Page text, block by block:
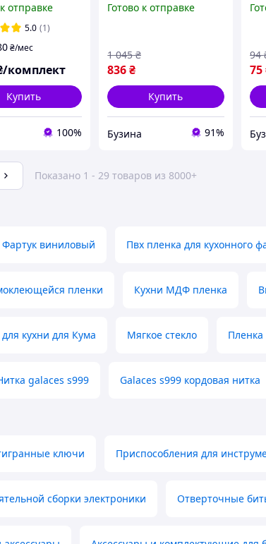
и
для
отверстий
отправке
5.0 (1)
₴/мес
комплект
Купить
100%
75x20x135 мм модель
Готово к отправке
836₴
1 045 ₴
Купить
Бузина 91%
75
94
Показано 1 - 29 товаров из 8000+
Фартук виниловый Пвх пленка для кухонного
пленки Кухни МДФ пленка
кухни для Кума Мягкое стекло
galaces s999 Galaces s999 кордовая нитка
ключи Приспособления для
сборки электроники Отверточные